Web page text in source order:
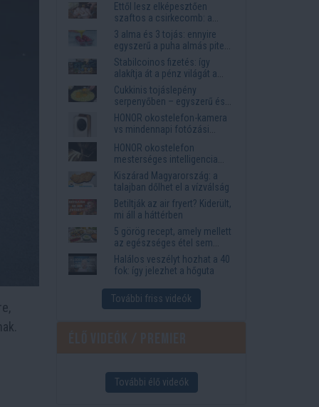
Ettől lesz elképesztően
szaftos a csirkecomb: a
sörös pác a titok
3 alma és 3 tojás: ennyire
egyszerű a puha almás pite
titka
Stabilcoinos fizetés: így
alakítja át a pénz világát a
Visa, a Mastercard és a
Western Union
Cukkinis tojáslepény
serpenyőben – egyszerű és
laktató vacsora
HONOR okostelefon-kamera
vs mindennapi fotózási
igények
HONOR okostelefon
mesterséges intelligencia
funkciók, amelyek
megkönnyítik az életet
Kiszárad Magyarország: a
talajban dőlhet el a vízválság
Betiltják az air fryert? Kiderült,
mi áll a háttérben
5 görög recept, amely mellett
az egészséges étel sem
tűnik lemondásnak
Halálos veszélyt hozhat a 40
fok: így jelezhet a hőguta
További friss videók
További élő videók